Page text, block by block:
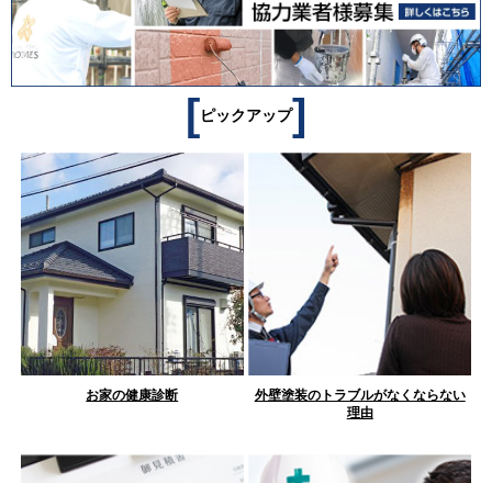
[ピックアップ]
お家の健康診断
外壁塗装のトラブルがなくならない
理由